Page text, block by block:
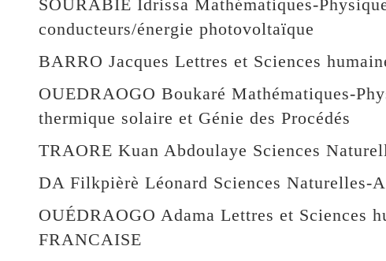
SOURABIE Idrissa Mathématiques-
conducteurs/énergie photovoltaïque
BARRO Jacques Lettres et Sciences
OUEDRAOGO Boukaré Mathématiques-
thermique solaire et Génie des Procédés
TRAORE Kuan Abdoulaye Sciences
DA Filkpièrè Léonard Sciences Naturelles-
OUÉDRAOGO Adama Lettres et Sciences
FRANCAISE